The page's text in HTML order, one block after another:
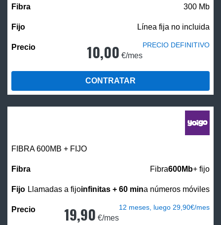
300 Mb
Línea fija no incluida
10,00 €/mes
PRECIO DEFINITIVO
CONTRATAR
FIBRA 600MB + FIJO
Fibra600Mb+ fijo
Llamadas a fijoinfinitas + 60 mina números móviles
19,90 €/mes
12 meses, luego 29,90€/mes